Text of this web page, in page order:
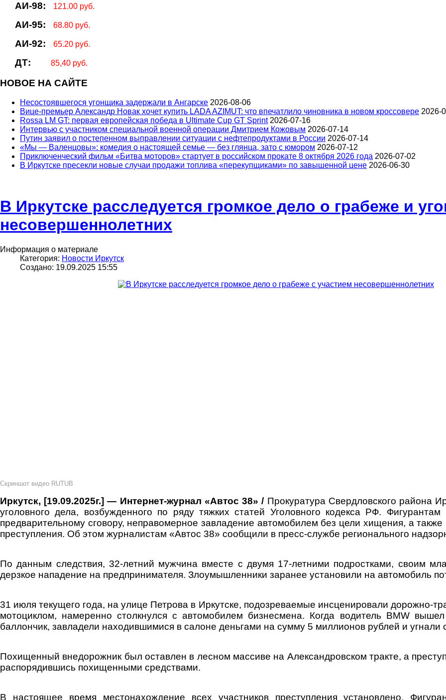
АИ-98: 121.00 руб.
АИ-95: 68.80 руб.
АИ-92: 65.20 руб.
ДТ: 85,40 руб.
НОВОЕ НА САЙТЕ
Несостоявшегося угонщика задержали в Ангарске 2026-08-06
Вице‑премьер Александр Новак хочет купить LADA AZIMUT: что впечатлило чиновника в новом кроссовере 2026-
Rossa LM GT: первая европейская победа в Ultimate Cup GT Sprint 2026-07-16
Интервью с участником специальной военной операции Дмитрием Кожовым 2026-07-14
Путин заявил о постепенном выправлении ситуации с нефтепродуктами в России 2026-07-14
«Мы — Валенцовы»: комедия о настоящей семье — без глянца, зато с юмором 2026-07-12
Приключенческий фильм «Битва моторов» стартует в российском прокате 8 октября 2026 года 2026-07-02
В Иркутске пресекли новые случаи продажи топлива «перекупщиками» по завышенной цене 2026-06-30
В Иркутске расследуется громкое дело о грабеже и
несовершеннолетних
Информация о материале
Категория: Новости Иркутск
Создано: 19.09.2025 15:55
Скриншот видео RUTUB
Иркутск, [19.09.2025г.] — Интернет-журнал «Автос 38» / Прокуратура Свердловского района
уголовного дела, возбужденного по ряду тяжких статей Уголовного кодекса РФ.
предварительному сговору, неправомерное завладение автомобилем без цели хищения, а
преступления. Об этом журналистам «Автос 38» сообщили в пресс-службе регионального
По данным следствия, 32-летний мужчина вместе с двумя 17-летними подростками, своим
дерзкое нападение на предпринимателя. Злоумышленники заранее установили на автомобиль
31 июля текущего года, на улице Петрова в Иркутске, подозреваемые инсценировали дорожно-
мотоциклом, намеренно столкнулся с автомобилем бизнесмена. Когда водитель BMW
баллончик, завладели находившимися в салоне деньгами на сумму 5 миллионов рублей и угнали
Похищенный внедорожник был оставлен в лесном массиве на Александровском тракте, а
распорядившись похищенными средствами.
В настоящее время местонахождение всех участников преступления установлено.